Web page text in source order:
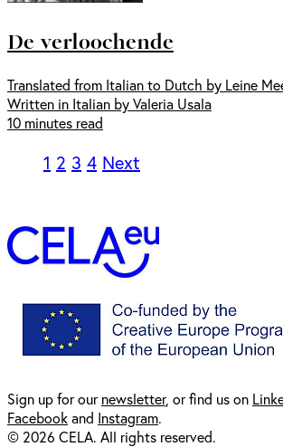
De verloochende
Translated from Italian to Dutch by Leine
Written in Italian by Valeria Usala
10 minutes read
1 2 3 4 Next
Sign up for ournewsletter, or find us on
Facebookand Instagram.
© 2026 CELA. All rights reserved.